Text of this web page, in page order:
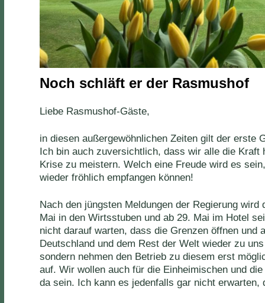
Noch schläft er der Rasmushof
Liebe Rasmushof-Gäste,
in diesen außergewöhnlichen Zeiten gilt der erste
Ich bin auch zuversichtlich, dass wir alle die Kraft
Krise zu meistern. Welch eine Freude wird es
wieder fröhlich empfangen können!
Nach den jüngsten Meldungen der Regierung wird
Mai in den Wirtsstuben und ab 29. Mai im Hotel
nicht darauf warten, dass die Grenzen öffnen und
Deutschland und dem Rest der Welt wieder zu
sondern nehmen den Betrieb zu diesem erst
auf. Wir wollen auch für die Einheimischen und
da sein. Ich kann es jedenfalls gar nicht erwarten,